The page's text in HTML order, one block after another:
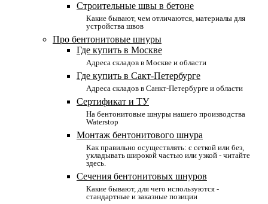
Строительные швы в бетоне
Какие бывают, чем отличаются, материалы для
устройства швов
Про бентонитовые шнуры
Где купить в Москве
Адреса складов в Москве и области
Где купить в Сакт-Петербурге
Адреса складов в Санкт-Петербурге и области
Сертификат и ТУ
На бентонитовые шнуры нашего производства
Waterstop
Монтаж бентонитового шнура
Как правильно осуществлять: с сеткой или без,
укладывать широкой частью или узкой - читайте
здесь.
Сечения бентонитовых шнуров
Какие бывают, для чего используются -
стандартные и заказные позиции